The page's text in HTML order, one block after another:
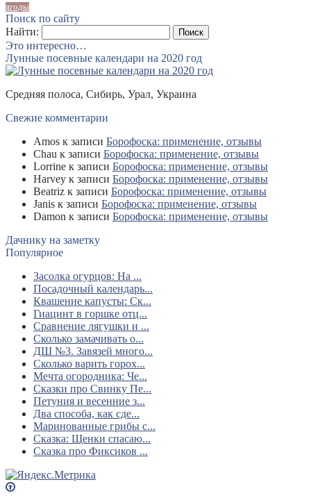
ягоды
Поиск по сайту
Найти:
Это интересно…
Лунные посевные календари на 2020 год
Средняя полоса, Сибирь, Урал, Украина
Свежие комментарии
Amos к записи Борофоска: применение, отзывы
Chau к записи Борофоска: применение, отзывы
Lorrine к записи Борофоска: применение, отзывы
Harvey к записи Борофоска: применение, отзывы
Beatriz к записи Борофоска: применение, отзывы
Janis к записи Борофоска: применение, отзывы
Damon к записи Борофоска: применение, отзывы
Дачнику на заметку
Популярное
Засолка огурцов: На ...
Посадочный календарь...
Квашение капусты: Ск...
Гиацинт в горшке отц...
Сравнение лягушки и ...
Сколько замачивать о...
ДШ №3. Завязей много...
Сколько варить горох...
Мечта огородника: Че...
Сказки про Свинку Пе...
Петуния и весенние з...
Два способа, как сде...
Маринованные грибы с...
Сказка: Щенки спасаю...
Сказка про Фиксиков ...